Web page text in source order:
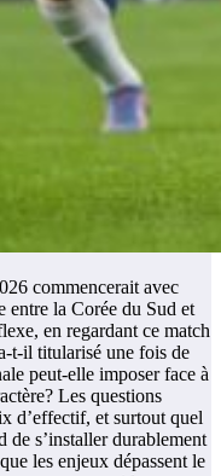
commencerait avec
entre la Corée du Sud et
en regardant ce match
t-il titularisé une fois de
peut-elle imposer face à
Les questions
d’effectif, et surtout quel
de s’installer durablement
les enjeux dépassent le